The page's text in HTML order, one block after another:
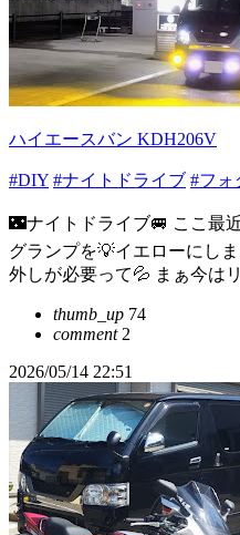
ハイエースバン KDH206V
#DIY #ナイトドライブ #フォ
🌃ナイトドライブ🚐 ここ最
グランプを💡イエローにし
外しが必要って💦 まぁ今は
thumb_up 74
comment2
2026/05/14 22:51